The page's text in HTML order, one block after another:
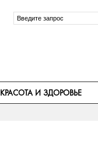
КРАСОТА И ЗДОРОВЬЕ